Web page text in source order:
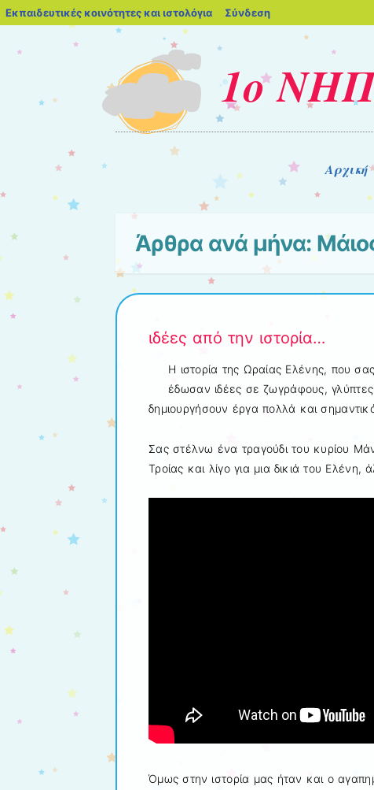
Εκπαιδευτικές κοινότητες και ιστολόγια blogs.sch.gr
Σύνδεση
1ο
Μετάβαση στο περιεχόμενο Αρχική
Άρθρα ανά μήνα:
ιδέες από την ιστορία…
Η ιστορία της Ωραίας Ελένης, που
έδωσαν ιδέες σε ζωγράφους,
δημιουργήσουν έργα πολλά και
Σας στέλνω ένα τραγούδι του κυρίου
Τροίας και λίγο για μια δικιά του
Όμως στην ιστορία μας ήταν και ο